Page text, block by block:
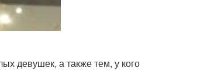
девушек, а также тем, у кого